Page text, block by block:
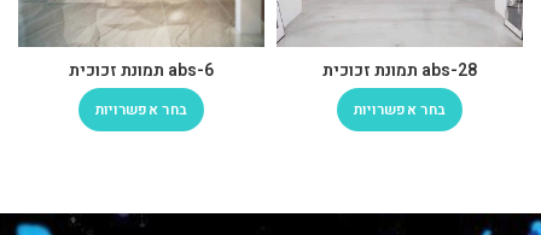
abs-28 תמונת זכוכית
בחר אפשרויות
abs-6 תמונת זכוכית
בחר אפשרויות